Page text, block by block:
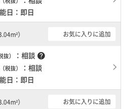
日：即日
） お気に入りに追加
抜） ：相談 help
（税抜）
：相談
日：即日
） お気に入りに追加